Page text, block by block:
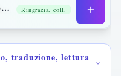
Dio benedica il suo popolo Ringrazia. coll.
traduzione, lettura